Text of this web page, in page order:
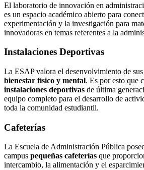
El laboratorio de innovación en
es un espacio académico abierto para
experimentación y la investigación para
innovadoras en temas referentes a la
Instalaciones Deportivas
La ESAP valora el desenvolvimiento de sus
bienestar físico y mental. Es por esto que
instalaciones deportivas de última
equipo completo para el desarrollo de
toda la comunidad estudiantil.
Cafeterías
La Escuela de Administración Pública
campus pequeñas cafeterías que
intercambio, la alimentación y el